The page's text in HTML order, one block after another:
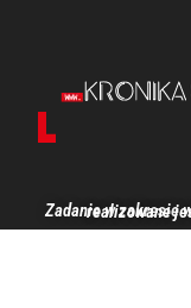
Zadanie w zakresie wspierania